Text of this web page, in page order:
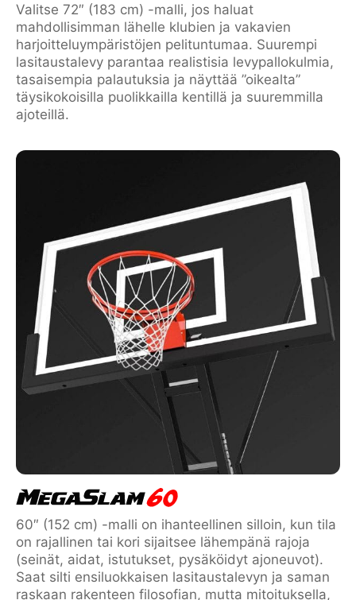
Valitse 72″ (183 cm) -malli, jos haluat
mahdollisimman lähelle klubien ja vakavien
harjoitteluympäristöjen pelituntumaa. Suurempi
lasitaustalevy parantaa realistisia levypallokulmia,
tasaisempia palautuksia ja näyttää ”oikealta”
täysikokoisilla puolikkailla kentillä ja suuremmilla
ajoteillä.
60″ (152 cm) -malli on ihanteellinen silloin, kun tila
on rajallinen tai kori sijaitsee lähempänä rajoja
(seinät, aidat, istutukset, pysäköidyt ajoneuvot).
Saat silti ensiluokkaisen lasitaustalevyn ja saman
raskaan rakenteen filosofian, mutta mitoituksella,